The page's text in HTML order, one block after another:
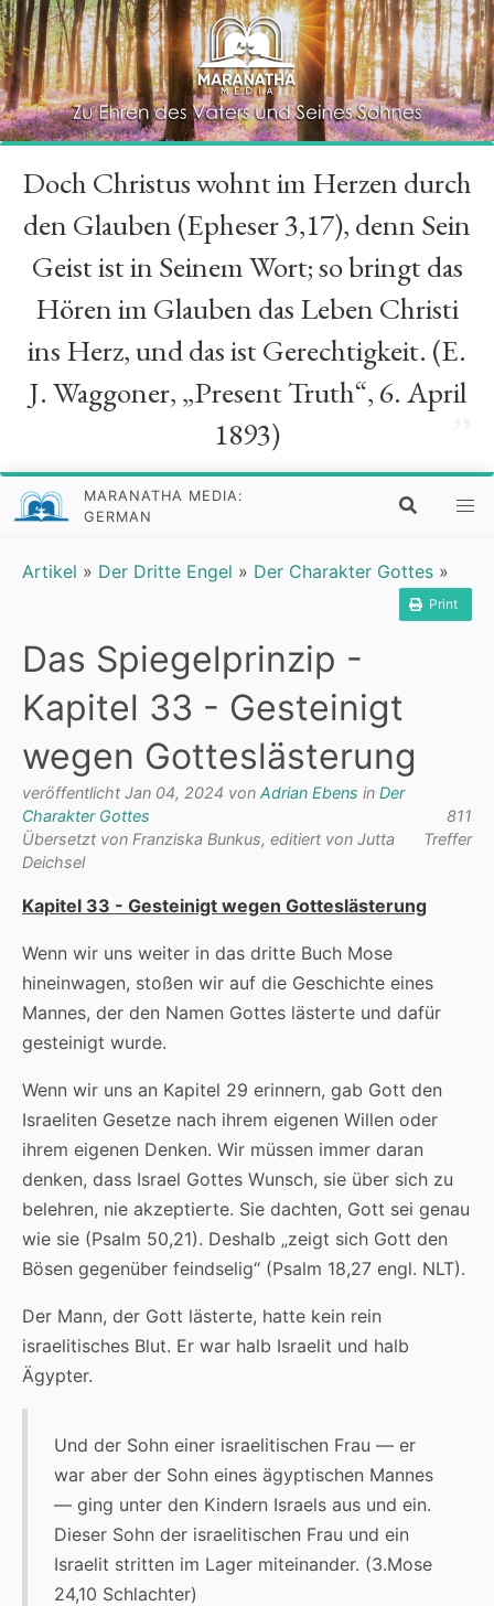
“
Doch Christus wohnt im Herzen durch
den Glauben (Epheser 3,17), denn Sein
Geist ist in Seinem Wort; so bringt das
Hören im Glauben das Leben Christi
ins Herz, und das ist Gerechtigkeit. (E.
J. Waggoner, „Present Truth“, 6. April
1893)
MARANATHA MEDIA:
GERMAN
Artikel » Der Dritte Engel » Der Charakter Gottes »
Print
Das Spiegelprinzip -
Kapitel 33 - Gesteinigt
wegen Gotteslästerung
veröffentlicht Jan 04, 2024 von Adrian Ebens in Der
Charakter Gottes
Übersetzt von Franziska Bunkus, editiert von Jutta
Deichsel
811
Treffer
Kapitel 33 - Gesteinigt wegen Gotteslästerung
Wenn wir uns weiter in das dritte Buch Mose
hineinwagen, stoßen wir auf die Geschichte eines
Mannes, der den Namen Gottes lästerte und dafür
gesteinigt wurde.
Wenn wir uns an Kapitel 29 erinnern, gab Gott den
Israeliten Gesetze nach ihrem eigenen Willen oder
ihrem eigenen Denken. Wir müssen immer daran
denken, dass Israel Gottes Wunsch, sie über sich zu
belehren, nie akzeptierte. Sie dachten, Gott sei genau
wie sie (Psalm 50,21). Deshalb „zeigt sich Gott den
Bösen gegenüber feindselig“ (Psalm 18,27 engl. NLT).
Der Mann, der Gott lästerte, hatte kein rein
israelitisches Blut. Er war halb Israelit und halb
Ägypter.
Und der Sohn einer israelitischen Frau — er
war aber der Sohn eines ägyptischen Mannes
— ging unter den Kindern Israels aus und ein.
Dieser Sohn der israelitischen Frau und ein
Israelit stritten im Lager miteinander. (3.Mose
24,10 Schlachter)